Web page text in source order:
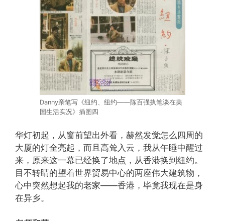
Danny亲笔写《纽约、纽约——陈百强执笔谈在美
国生活实况》插图四
华灯初起，从窗前望出外看，赫然发觉怎么四周的
大厦的灯全亮起，而且高耸入云，我从午睡中醒过
来，原来这一幕已经换了地点，从香港换到纽约。
目不转睛的望着世界贸易中心的两座伟大建筑物，
心中突然想起我的老家——香港，毕竟我现在是身
在异乡。